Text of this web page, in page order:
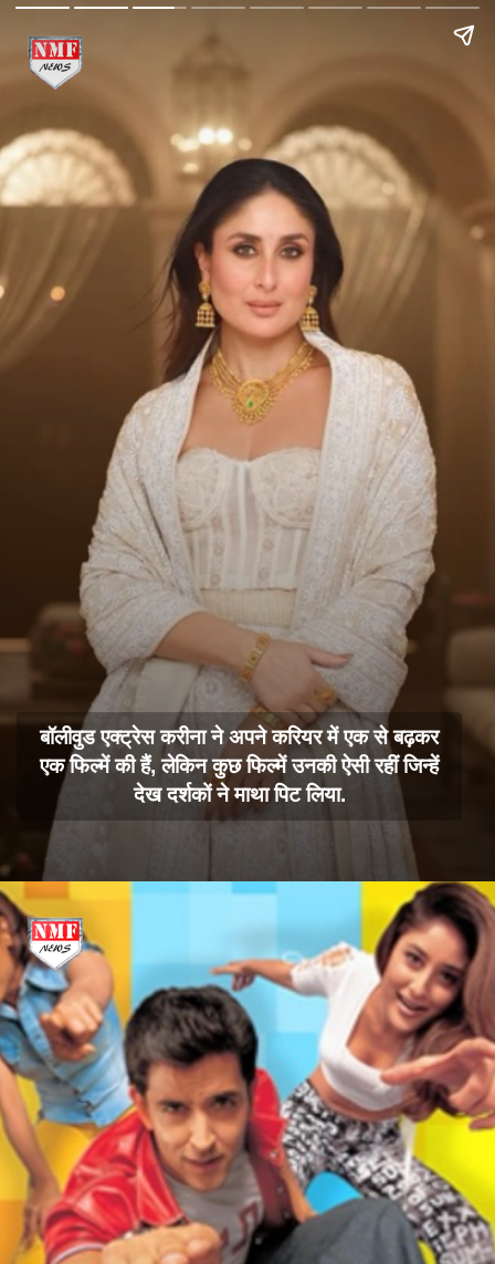
बॉलीवुड एक्ट्रेस करीना ने अपने करियर में एक से बढ़कर
एक फिल्में की हैं, लेकिन कुछ फिल्में उनकी ऐसी रहीं जिन्हें
देख दर्शकों ने माथा पिट लिया.